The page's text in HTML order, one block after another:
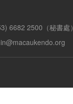
6682 2500（秘書處）